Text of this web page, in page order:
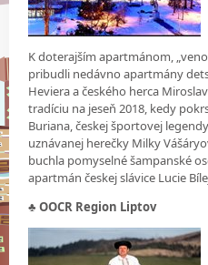
K doterajším apartmánom,
pribudli nedávno apartmány
Heviera a českého herca
tradíciu na jeseň 2018, kedy
Buriana, českej športovej
uznávanej herečky Milky
buchla pomyselné šampanské
apartmán českej slávice Lucie
♣ OOCR Region Liptov